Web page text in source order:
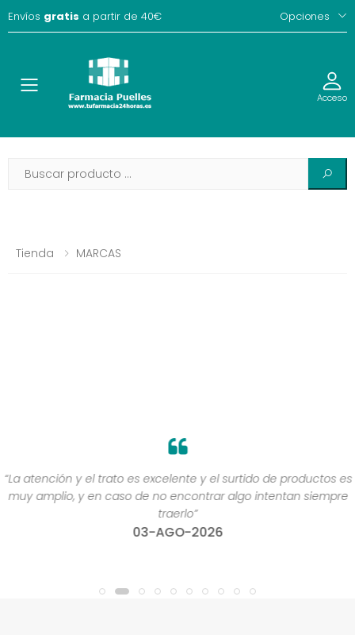
Envíos gratis a partir de 40€ Opciones
Toggle Acceso
Tienda MARCAS
“La atención y el trato es excelente y el surtido de productos es
muy amplio, y en caso de no encontrar algo intentan siempre
traerlo”
03-AGO-2026